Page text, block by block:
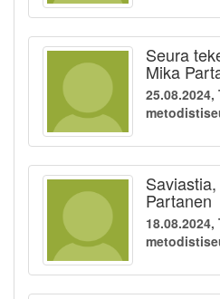
Seura
Mika
25.08.2024,
Partanen
18.08.2024,